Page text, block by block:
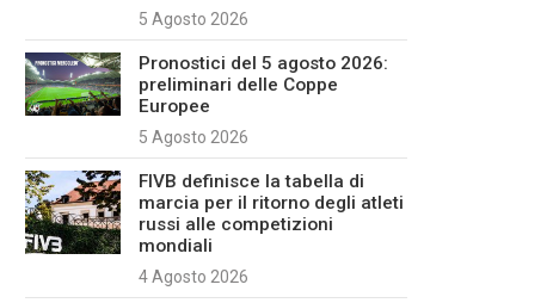
5 Agosto 2026
Pronostici del 5 agosto 2026:
preliminari delle Coppe
Europee
5 Agosto 2026
FIVB definisce la tabella di
marcia per il ritorno degli atleti
russi alle competizioni
mondiali
4 Agosto 2026